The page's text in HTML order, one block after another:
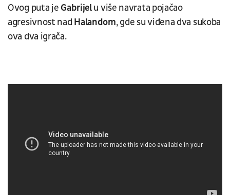
Ovog puta je Gabrijelu više navrata pojačao
agresivnost nad Halandom, gde su viđena dva sukoba
ova dva igrača.